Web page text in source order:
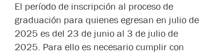
El período de inscripción al proceso de
graduación para quienes egresan en julio de
2025 es del 23 de junio al 3 de julio de
2025. Para ello es necesario cumplir con